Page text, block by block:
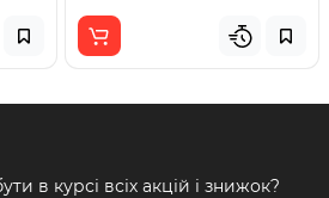
в курсі всіх акцій і знижок?